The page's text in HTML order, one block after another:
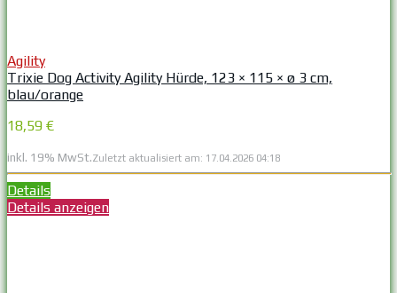
Agility
Trixie Dog Activity Agility Hürde, 123 × 115 × ø 3 cm,
blau/orange
18,59 €
inkl. 19% MwSt.Zuletzt aktualisiert am: 17.04.2026 04:18
Details
Details anzeigen